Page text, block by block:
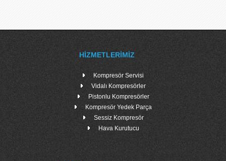
HIZMETLERIMIZ
Kompresör Servisi
Vidalı Kompresörler
Pistonlu Kompresörler
Kompresör Yedek Parça
Sessiz Kompresör
Hava Kurutucu